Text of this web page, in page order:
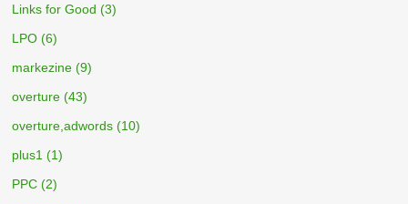
Links for Good (3)
LPO (6)
markezine (9)
overture (43)
overture,adwords (10)
plus1 (1)
PPC (2)